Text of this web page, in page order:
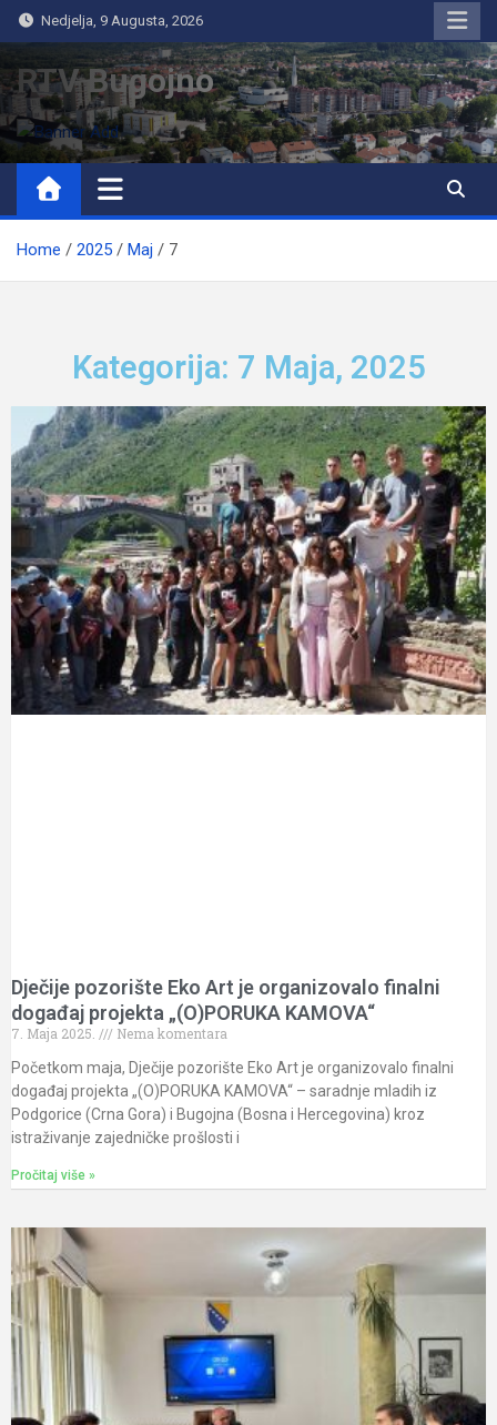
Nedjelja, 9 Augusta, 2026
RTV Bugojno
Home 2025 Maj 7
Kategorija: 7 Maja, 2025
Dječije pozorište Eko Art je organizovalo finalni
događaj projekta „(O)PORUKA KAMOVA“
7. Maja 2025.
Nema komentara
Početkom maja, Dječije pozorište Eko Art je organizovalo finalni
događaj projekta „(O)PORUKA KAMOVA“ – saradnje mladih iz
Podgorice (Crna Gora) i Bugojna (Bosna i Hercegovina) kroz
istraživanje zajedničke prošlosti i
Pročitaj više »